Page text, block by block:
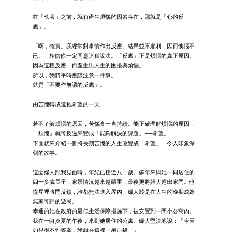
在「執著」之前，就有產生煩惱的因素存在，那就是「心的反
應」。
「啊，確實。我經常對事情作出反應。結果並不順利，因而懊惱不
已。」相信你一定同意這種說法。「反應」正是煩惱的真正原因。
因為這種反應，而產生出人生的困擾與煩惱。
所以，我們平時應該注意一件事。
就是「不要作無謂的反應」。
由苦惱轉成還抱希望的一天
若不了解煩惱的原因，苦惱會一直持續。能正確理解煩惱的原因，
「煩惱」就可反過來變成「能夠解決的課題」──希望。
下面就來介紹一個將長期苦惱的人生改變成「希望」，令人印象深
刻的故事。
這位婦人跟我見面時，年紀已接近八十歲。多年來與她一同居住的
四十多歲長子，家暴情況越來越嚴重，最後更將婦人趕出家門。他
從屋裡將門反鎖，誰都無法進入屋內，婦人於是在人生的晚期成為
無家可歸的遊民。
幸運的她在政府的最低生活保障措施下，被安置到一間小公寓內。
我在一個炎夏的午後，來到她居住的公寓。婦人堅決地說：「今天
如果得不到答案，我就在這裡上吊自殺。」